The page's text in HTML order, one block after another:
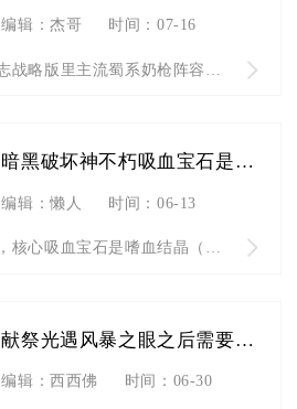
编辑：杰哥 时间：07-16
暗黑破坏神不朽吸血宝石是哪个
编辑：懒人 时间：06-13
献祭光遇风暴之眼之后需要注意什么
编辑：西西佛 时间：06-30